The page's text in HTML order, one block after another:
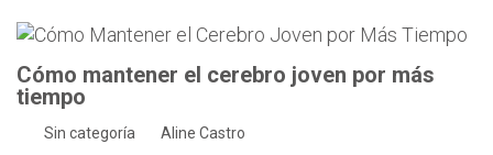
Cómo mantener el cerebro joven por más
tiempo
Sin categoría Aline Castro